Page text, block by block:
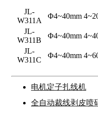
JL-
W311A
Φ4~40mm
JL-
W311B
Φ4~40mm
JL-
W311C
Φ4~40mm
电机定子扎线机
全自动裁线剥皮喷